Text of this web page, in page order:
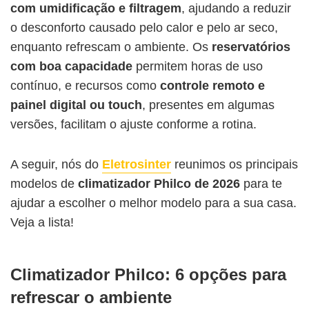
com umidificação e filtragem, ajudando a reduzir
o desconforto causado pelo calor e pelo ar seco,
enquanto refrescam o ambiente. Os reservatórios
com boa capacidade permitem horas de uso
contínuo, e recursos como controle remoto e
painel digital ou touch, presentes em algumas
versões, facilitam o ajuste conforme a rotina.
A seguir, nós do Eletrosinter reunimos os principais
modelos de climatizador Philco de 2026 para te
ajudar a escolher o melhor modelo para a sua casa.
Veja a lista!
Climatizador Philco: 6 opções para
refrescar o ambiente